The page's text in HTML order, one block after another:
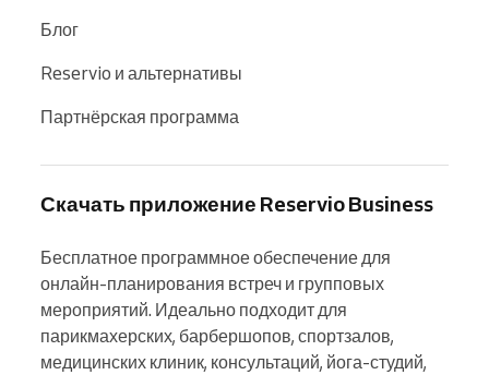
Блог
Reservio и альтернативы
Партнёрская программа
Скачать приложение Reservio Business
Бесплатное программное обеспечение для
онлайн-планирования встреч и групповых
мероприятий. Идеально подходит для
парикмахерских, барбершопов, спортзалов,
медицинских клиник, консультаций, йога-студий,